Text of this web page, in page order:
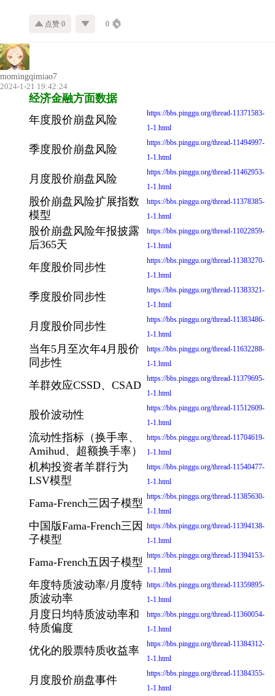
点赞 0 0
momingqimiao7
2024-1-21 19:42:24
经济金融方面数据
年度股价崩盘风险
https://bbs.pinggu.org/thread-11371583-
1-1.html
季度股价崩盘风险
https://bbs.pinggu.org/thread-11494997-
1-1.html
月度股价崩盘风险
https://bbs.pinggu.org/thread-11462953-
1-1.html
股价崩盘风险扩展指数
模型
https://bbs.pinggu.org/thread-11378385-
1-1.html
股价崩盘风险年报披露
后365天
https://bbs.pinggu.org/thread-11022859-
1-1.html
年度股价同步性
https://bbs.pinggu.org/thread-11383270-
1-1.html
季度股价同步性
https://bbs.pinggu.org/thread-11383321-
1-1.html
月度股价同步性
https://bbs.pinggu.org/thread-11383486-
1-1.html
当年5月至次年4月股价
同步性
https://bbs.pinggu.org/thread-11632288-
1-1.html
羊群效应CSSD、CSAD
https://bbs.pinggu.org/thread-11379695-
1-1.html
股价波动性
https://bbs.pinggu.org/thread-11512609-
1-1.html
流动性指标（换手率、
Amihud、超额换手率）
https://bbs.pinggu.org/thread-11704619-
1-1.html
机构投资者羊群行为
LSV模型
https://bbs.pinggu.org/thread-11540477-
1-1.html
Fama-French三因子模型
https://bbs.pinggu.org/thread-11385630-
1-1.html
中国版Fama-French三因
子模型
https://bbs.pinggu.org/thread-11394138-
1-1.html
Fama-French五因子模型
https://bbs.pinggu.org/thread-11394153-
1-1.html
年度特质波动率/月度特
质波动率
https://bbs.pinggu.org/thread-11359895-
1-1.html
月度日均特质波动率和
特质偏度
https://bbs.pinggu.org/thread-11360054-
1-1.html
优化的股票特质收益率
https://bbs.pinggu.org/thread-11384312-
1-1.html
月度股价崩盘事件
https://bbs.pinggu.org/thread-11384355-
1-1.html